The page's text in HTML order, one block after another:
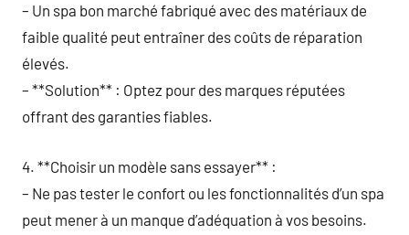
– Un spa bon marché fabriqué avec des matériaux de
faible qualité peut entraîner des coûts de réparation
élevés.
– **Solution** : Optez pour des marques réputées
offrant des garanties fiables.
4. **Choisir un modèle sans essayer** :
– Ne pas tester le confort ou les fonctionnalités d’un spa
peut mener à un manque d’adéquation à vos besoins.